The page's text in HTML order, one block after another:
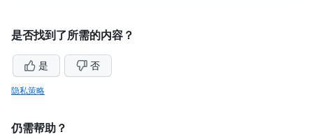
是否找到了所需的内容？
是 否
隐私策略
仍需帮助？